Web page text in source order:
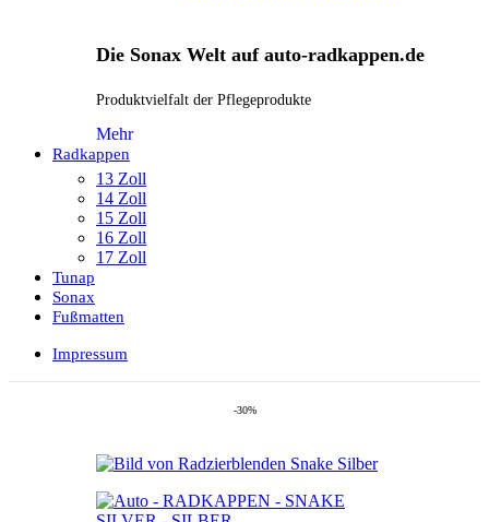
Die Sonax Welt auf auto-radkappen.de
Produktvielfalt der Pflegeprodukte
Mehr
Radkappen
13 Zoll
14 Zoll
15 Zoll
16 Zoll
17 Zoll
Tunap
Sonax
Fußmatten
Impressum
-30%